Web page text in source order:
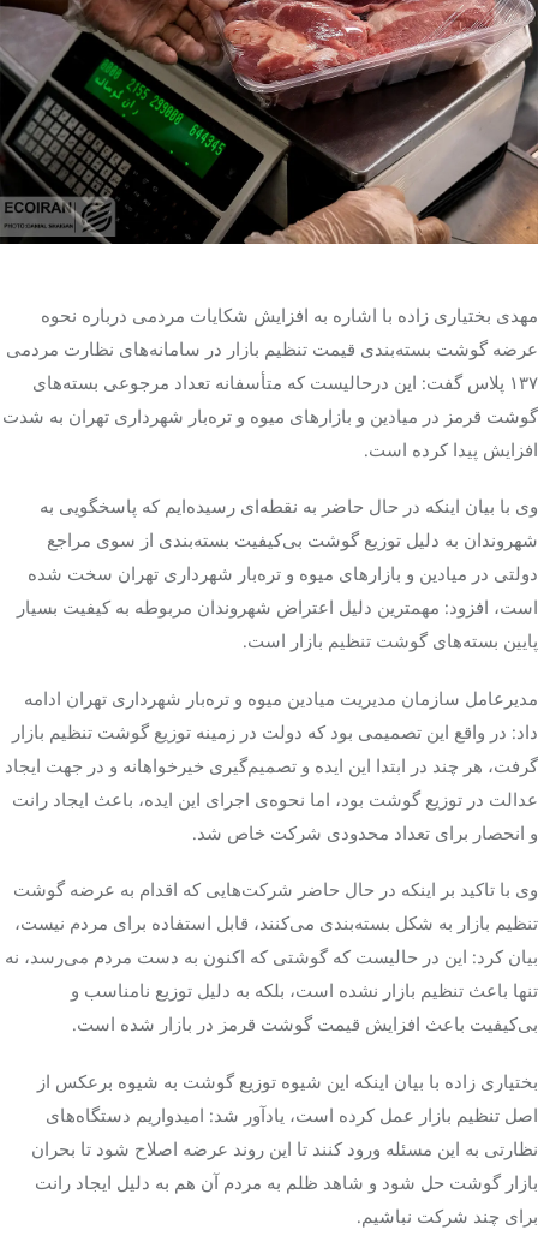
تک کده
پایگاه خبری آبان
خرید موتور ایمپلنت
مهدی بختیاری زاده با اشاره به افزایش شکایات مردمی درباره نحوه
عرضه گوشت بسته‌بندی قیمت تنظیم بازار در سامانه‌های نظارت مردمی
۱۳۷ پلاس گفت: این درحالیست که متأسفانه تعداد مرجوعی بسته‌های
گوشت قرمز در میادین و بازارهای میوه و تره‌بار شهرداری تهران به شدت
افزایش پیدا کرده است.
وی با بیان اینکه در حال حاضر به نقطه‌ای رسیده‌ایم که پاسخگویی به
شهروندان به دلیل توزیع گوشت بی‌کیفیت بسته‌بندی از سوی مراجع
دولتی در میادین و بازارهای میوه و تره‌بار شهرداری تهران سخت شده
است، افزود: مهمترین دلیل اعتراض شهروندان مربوطه به کیفیت بسیار
پایین بسته‌های گوشت تنظیم بازار است.
مدیرعامل سازمان مدیریت میادین میوه و تره‌بار شهرداری تهران ادامه
داد: در واقع این تصمیمی بود که دولت در زمینه توزیع گوشت تنظیم بازار
گرفت، هر چند در ابتدا این ایده و تصمیم‌گیری خیرخواهانه و در جهت ایجاد
عدالت در توزیع گوشت بود، اما نحوه‌ی اجرای این ایده، باعث ایجاد رانت
و انحصار برای تعداد محدودی شرکت خاص شد.
وی با تاکید بر اینکه در حال حاضر شرکت‌هایی که اقدام به عرضه گوشت
تنظیم بازار به شکل بسته‌بندی می‌کنند، قابل استفاده برای مردم نیست،
بیان کرد: این در حالیست که گوشتی که اکنون به دست مردم می‌رسد، نه
تنها باعث تنظیم بازار نشده است، بلکه به دلیل توزیع نامناسب و
بی‌کیفیت باعث افزایش قیمت گوشت قرمز در بازار شده است.
بختیاری زاده با بیان اینکه این شیوه توزیع گوشت به شیوه برعکس از
اصل تنظیم بازار عمل کرده است، یادآور شد: امیدواریم دستگاه‌های
نظارتی به این مسئله ورود کنند تا این روند عرضه اصلاح شود تا بحران
بازار گوشت حل شود و شاهد ظلم به مردم آن هم به دلیل ایجاد رانت
برای چند شرکت نباشیم.